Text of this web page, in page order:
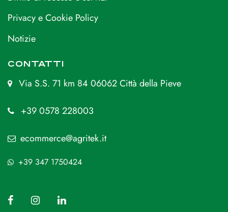
Privacy e Cookie Policy
Notizie
CONTATTI
Via S.S. 71 km 84 06062 Città della Pieve
+39 0578 228003
ecommerce@agritek.it
+39 347 1750424